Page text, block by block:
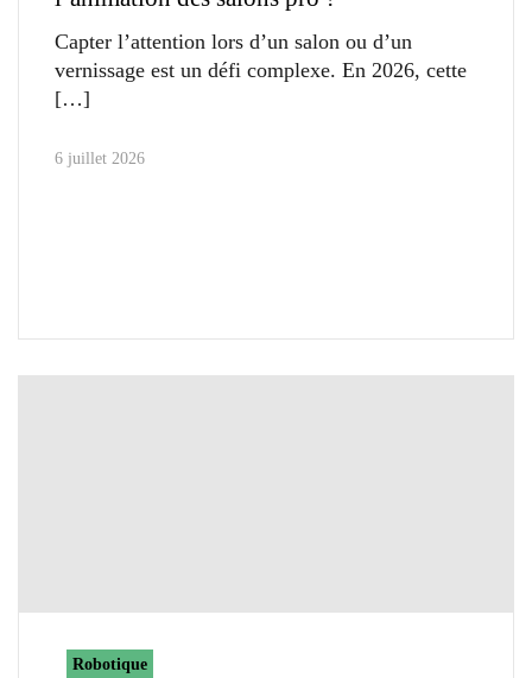
Capter l’attention lors d’un salon ou d’un
vernissage est un défi complexe. En 2026, cette
6 juillet 2026
Robotique